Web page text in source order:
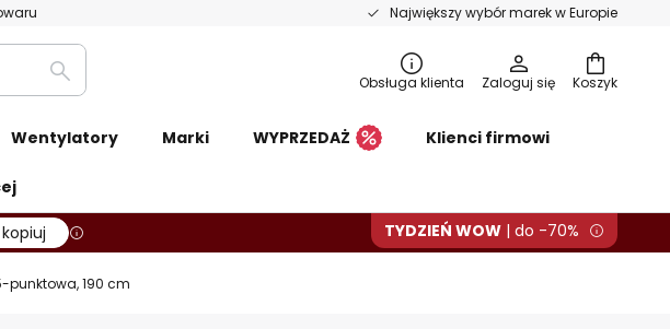
Największy wybór marek w Europie
Koszyk
Szukaj
Obsługa klienta Zaloguj się
Wentylatory Marki WYPRZEDAŻ Klienci firmowi
kopiuj TYDZIEŃ WOW | do -70%
punktowa, 190 cm